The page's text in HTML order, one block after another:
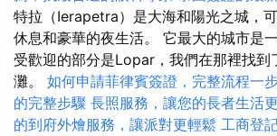
特拉（Ierapetra）是大海和陽光之城，
休息和豪華的夜生活。 它最大的城市是
受歡迎的部分是Lopar，我們在那裡找到
灘。 如何申請菲律賓簽證，完整流程一
的完整步驟 長照服務，讓您的長者生活
的到府外燴服務，讓派對更輕鬆 工商登